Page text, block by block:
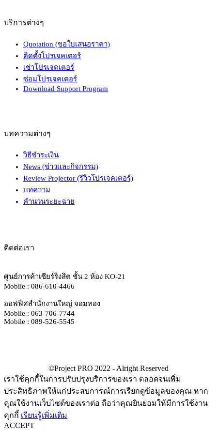
บริการต่างๆ
Quotation (ขอใบเสนอราคา)
ติดตั้งโปรเจคเตอร์
เช่าโปรเจคเตอร์
ซ่อมโปรเจคเตอร์
Download Support Program
บทความต่างๆ
วิธีชำระเงิน
News (ข่าวและกิจกรรม)
Review Projector (รีวิวโปรเจคเตอร์)
บทความ
คำนวนระยะฉาย
ติดต่อเรา
ศูนย์การค้าเซียร์ริงสิต ชั้น 2 ห้อง KO-21
Mobile : 086-610-4466
ออฟฟิศสำนักงานใหญ่ จอมทอง
Mobile : 063-706-7744
Mobile : 089-526-5545
เราใช้คุกกี้ในการปรับปรุงบริการของเรา ตลอดจนเพิ่ม
ประสิทธิภาพให้แก่ประสบการณ์การเรียกดูข้อมูลของคุณ หาก
คุณใช้งานเว็บไซต์ของเราต่อ ถือว่าคุณยินยอมให้มีการใช้งาน
คุกกี้ เรียนรู้เพิ่มเติม
ACCEPT